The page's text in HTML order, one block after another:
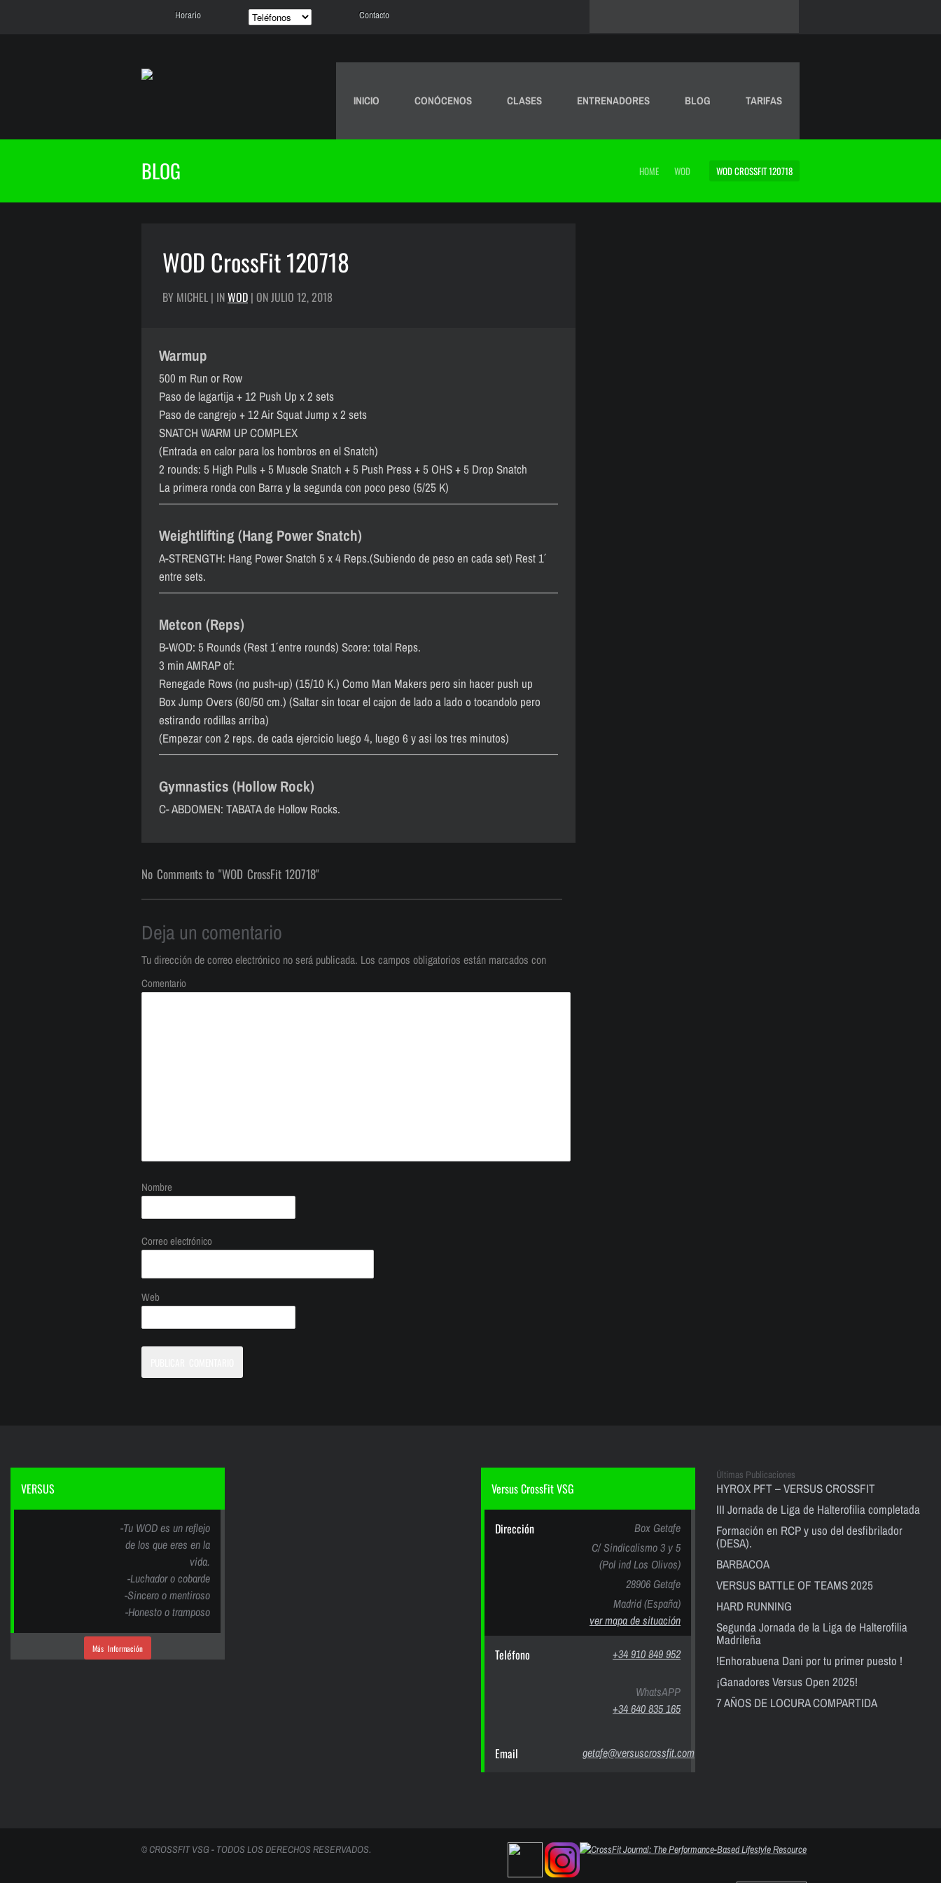
Horario Contacto
INICIO CONÓCENOS CLASES ENTRENADORES BLOG TARIFAS
BLOG HOME WOD WOD CROSSFIT 120718
WOD CrossFit 120718
BY MICHEL | INWOD | ON JULIO 12, 2018
Warmup
500 m Run or Row
Paso de lagartija + 12 Push Up x 2 sets
Paso de cangrejo + 12 Air Squat Jump x 2 sets
SNATCH WARM UP COMPLEX
(Entrada en calor para los hombros en el Snatch)
2 rounds: 5 High Pulls + 5 Muscle Snatch + 5 Push Press + 5 OHS + 5 Drop Snatch
La primera ronda con Barra y la segunda con poco peso (5/2´5 K)
Weightlifting (Hang Power Snatch)
A-STRENGTH: Hang Power Snatch 5 x 4 Reps.(Subiendo de peso en cada set) Rest 1´
entre sets.
Metcon (Reps)
B-WOD: 5 Rounds (Rest 1´ entre rounds) Score: total Reps.
3 min AMRAP of:
Renegade Rows (no push-up) (15/10 K.) Como Man Makers pero sin hacer push up
Box Jump Overs (60/50 cm.) (Saltar sin tocar el cajon de lado a lado o tocandolo pero
estirando rodillas arriba)
(Empezar con 2 reps. de cada ejercicio luego 4, luego 6 y asi los tres minutos)
Gymnastics (Hollow Rock)
C- ABDOMEN: TABATA de Hollow Rocks.
No Comments to "WOD CrossFit 120718"
Deja un comentario
Tu dirección de correo electrónico no será publicada. Los campos obligatorios están marcados con
Comentario
Nombre
Correo electrónico
Web
VERSUS
-Tu WOD es un reflejo
de los que eres en la
vida.
-Luchador o cobarde
-Sincero o mentiroso
-Honesto o tramposo
Más Información
Versus CrossFit VSG
Dirección
Box Getafe
C/ Sindicalismo 3 y 5
(Pol ind Los Olivos)
28906 Getafe
Madrid (España)
ver mapa de situación
Teléfono +34 910 849 952
WhatsAPP
+34 640 835 165
Email getafe@versuscrossfit.com
Últimas Publicaciones
HYROX PFT – VERSUS CROSSFIT
III Jornada de Liga de Halterofilia completada
Formación en RCP y uso del desfibrilador
(DESA).
BARBACOA
VERSUS BATTLE OF TEAMS 2025
HARD RUNNING
Segunda Jornada de la Liga de Halterofilia
Madrileña
!Enhorabuena Dani por tu primer puesto !
¡Ganadores Versus Open 2025!
7 AÑOS DE LOCURA COMPARTIDA
© CROSSFIT VSG - TODOS LOS DERECHOS RESERVADOS.